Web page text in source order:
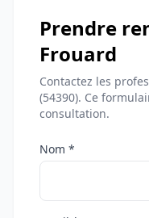
Prendre
Frouard
Contactez les
(54390). Ce
consultation.
Nom *